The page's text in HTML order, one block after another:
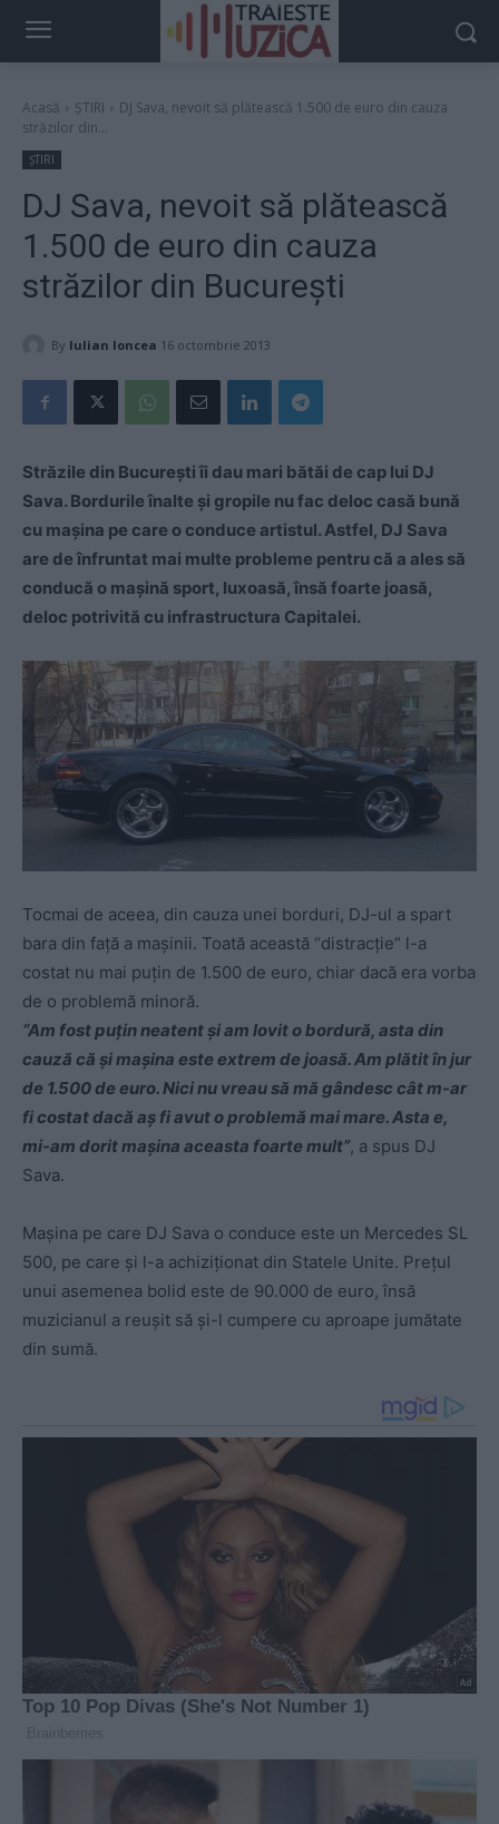
Acasă ȘTIRI
DJ Sava, nevoit să plătească 1.500 de euro din cauza
străzilor din...
ȘTIRI
DJ Sava, nevoit să plătească
1.500 de euro din cauza
străzilor din București
By Iulian Ioncea 16 octombrie 2013
Străzile din București îi dau mari bătăi de cap lui DJ
Sava. Bordurile înalte și gropile nu fac deloc casă bună
cu mașina pe care o conduce artistul. Astfel, DJ Sava
are de înfruntat mai multe probleme pentru că a ales să
conducă o mașină sport, luxoasă, însă foarte joasă,
deloc potrivită cu infrastructura Capitalei.
Tocmai de aceea, din cauza unei borduri, DJ-ul a spart
bara din față a mașinii. Toată această “distracție” l-a
costat nu mai puțin de 1.500 de euro, chiar dacă era vorba
de o problemă minoră.
“Am fost puțin neatent și am lovit o bordură, asta din
cauză că și mașina este extrem de joasă. Am plătit în jur
de 1.500 de euro. Nici nu vreau să mă gândesc cât m-ar
fi costat dacă aș fi avut o problemă mai mare. Asta e,
mi-am dorit mașina aceasta foarte mult”, a spus DJ
Sava.
Mașina pe care DJ Sava o conduce este un Mercedes SL
500, pe care și l-a achiziționat din Statele Unite. Prețul
unui asemenea bolid este de 90.000 de euro, însă
muzicianul a reușit să și-l cumpere cu aproape jumătate
din sumă.